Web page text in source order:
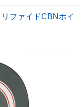
ファイドCBNホイ